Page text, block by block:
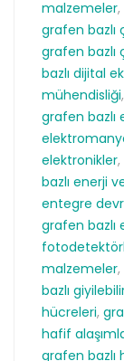
malzemeler,
grafen bazlı
grafen
bazlı dijital
mühendisliği,
grafen bazlı
elektronikler,
bazlı enerji
entegre
grafen bazlı
malzemeler,
bazlı
hücreleri,
hafif
grafen